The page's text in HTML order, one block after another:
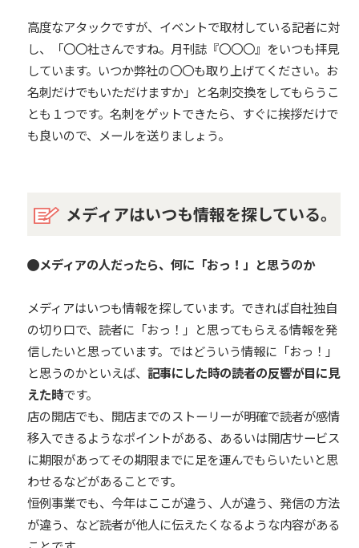
高度なアタックですが、イベントで取材している記者に対
し、「〇〇社さんですね。月刊誌『〇〇〇』をいつも拝見
しています。いつか弊社の〇〇も取り上げてください。お
名刺だけでもいただけますか」と名刺交換をしてもらうこ
とも１つです。名刺をゲットできたら、すぐに挨拶だけで
も良いので、メールを送りましょう。
メディアはいつも情報を探している。
メディアの人だったら、何に「おっ！」と思うのか
メディアはいつも情報を探しています。できれば自社独自
の切り口で、読者に「おっ！」と思ってもらえる情報を発
信したいと思っています。ではどういう情報に「おっ！」
と思うのかといえば、 記事にした時の読者の反響が目に見
えた時です。
店の開店でも、開店までのストーリーが明確で読者が感情
移入できるようなポイントがある、あるいは開店サービス
に期限があってその期限までに足を運んでもらいたいと思
わせるなどがあることです。
恒例事業でも、今年はここが違う、人が違う、発信の方法
が違う、など読者が他人に伝えたくなるような内容がある